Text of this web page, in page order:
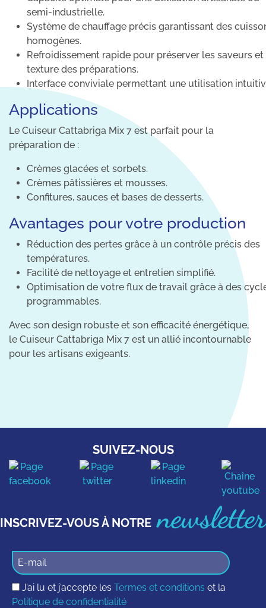
semi-industrielle.
Système de chauffage précis garantissant des
homogènes.
Refroidissement rapide pour préserver les saveurs et
texture des préparations.
Interface conviviale permettant une utilisation
Applications
Le Cuiseur Cattabriga Mix 7 est parfait pour la
préparation de :
Crèmes glacées et sorbets.
Crèmes pâtissières et mousses.
Confitures, sauces et bases de desserts.
Avantages pour votre production
Réduction des pertes grâce à un contrôle précis des
températures.
Facilité de nettoyage et entretien simplifié.
Optimisation de votre flux de travail grâce à des
programmables.
Avec son design robuste et son efficacité énergétique,
le Cuiseur Cattabriga Mix 7 est un allié incontournable
pour les artisans exigeants.
SUIVEZ-NOUS
INSCRIVEZ-VOUS À NOTREnewsletter
J’ai lu et j’accepte les Termes et conditions et la
Politique de confidentialité